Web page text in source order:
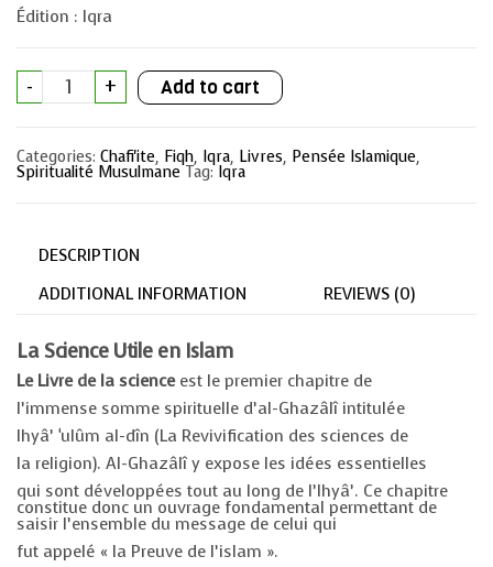
Édition : Iqra
- La
Science
Utile
quantity
+ Add to cart
Categories: Chafi'ite, Fiqh, Iqra, Livres, Pensée Islamique,
Spiritualité Musulmane Tag:Iqra
DESCRIPTION
ADDITIONAL INFORMATION
REVIEWS (0)
La Science Utile en Islam
Le Livre de la scienceest le premier chapitre de
l’immense somme spirituelle d’al-Ghazâlî intitulée
Ihyâ’ ‘ulûm al-dîn (La Revivification des sciences de
la religion). Al-Ghazâlî y expose les idées essentielles
qui sont développées tout au long de l’Ihyâ’. Ce chapitre
constitue donc un ouvrage fondamental permettant de
saisir l’ensemble du message de celui qui
fut appelé « la Preuve de l’islam ».